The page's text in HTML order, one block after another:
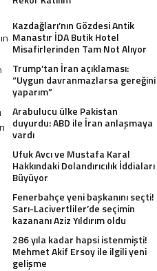
Kazdağları’nın Gözdesi Antik
Manastır İDA Butik Hotel
Misafirlerinden Tam Not Alıyor
Trump’tan İran açıklaması:
“Uygun davranmazlarsa gereğini
yaparım”
Arabulucu ülke Pakistan
duyurdu: ABD ile İran anlaşmaya
vardı
Ufuk Avcı ve Mustafa Karal
Hakkındaki Dolandırıcılık İddiaları
Büyüyor
Fenerbahçe yeni başkanını seçti!
Sarı-Lacivertliler’de seçimin
kazananı Aziz Yıldırım oldu
286 yıla kadar hapsi istenmişti!
Mehmet Akif Ersoy ile ilgili yeni
gelişme